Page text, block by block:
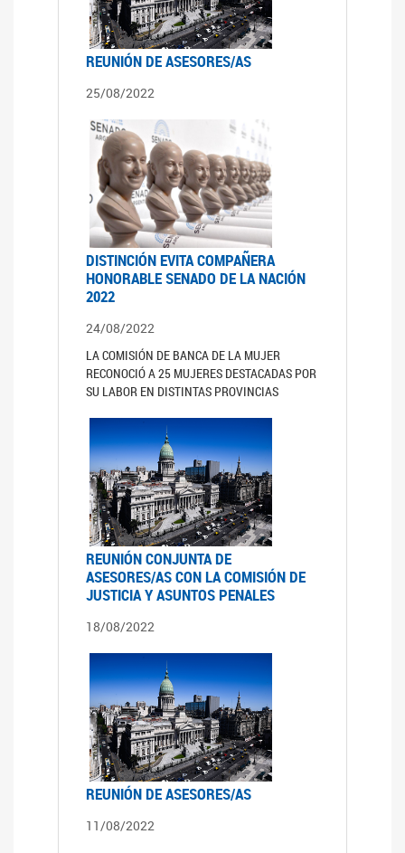
REUNIÓN DE ASESORES/AS
25/08/2022
DISTINCIÓN EVITA COMPAÑERA
HONORABLE SENADO DE LA NACIÓN
2022
24/08/2022
LA COMISIÓN DE BANCA DE LA MUJER
RECONOCIÓ A 25 MUJERES DESTACADAS POR
SU LABOR EN DISTINTAS PROVINCIAS
REUNIÓN CONJUNTA DE
ASESORES/AS CON LA COMISIÓN DE
JUSTICIA Y ASUNTOS PENALES
18/08/2022
REUNIÓN DE ASESORES/AS
11/08/2022